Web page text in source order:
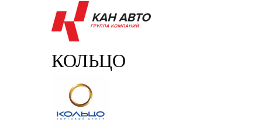
КОЛЬЦО